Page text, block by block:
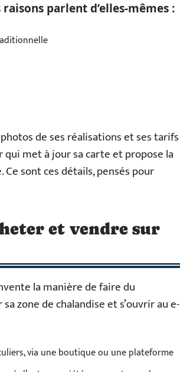
parlent d’elles-mêmes :
de ses réalisations et ses tarifs
met à jour sa carte et propose la
sont ces détails, pensés pour
et vendre sur
la manière de faire du
zone de chalandise et s’ouvrir au e-
via une boutique ou une plateforme